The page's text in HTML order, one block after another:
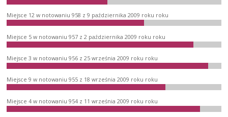
Miejsce 12 w notowaniu 958 z 9 października 2009 roku roku
Miejsce 5 w notowaniu 957 z 2 października 2009 roku roku
Miejsce 3 w notowaniu 956 z 25 września 2009 roku roku
Miejsce 9 w notowaniu 955 z 18 września 2009 roku roku
Miejsce 4 w notowaniu 954 z 11 września 2009 roku roku